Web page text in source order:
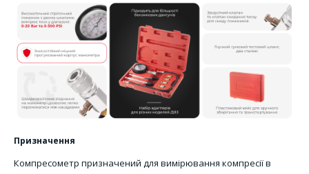
Призначення
Компресометр призначений для вимірювання компресії в